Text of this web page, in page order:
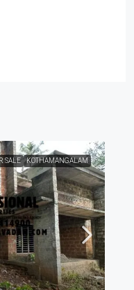
SALE KOTHAMANGALAM